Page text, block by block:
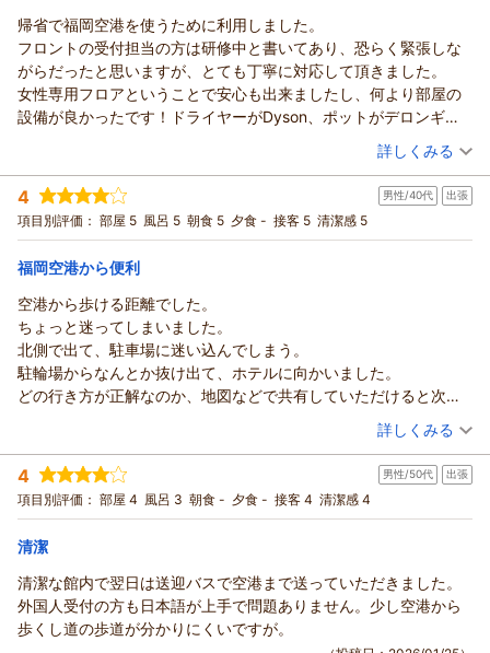
う、情報の整理と改善に努めてまいります。
スタッフについて
外国籍スタッフへの温かいお言葉もありがとうございます。日
本語での対応を日々努力しており、その姿勢を評価いただけた
ことは本人たちにとって大きな励みになります。体調面へのお
言っていただけたことは、私たちにとって何よりの喜びです。
また福岡へお越しの際は、ぜひお迎えできますと幸いです。
（返信日：2026/03/13）
や飲食店の利便性も含め、旅のしやすさを感じていただけたこ
とを嬉しく拝見しました。
「また利用したい」と思っていただけるホテルであり続けられ
るよう、これからも快適な環境づくりとサービス向上に努めて
まいります。
また福岡空港をご利用の際は、ぜひお立ち寄りくださいませ。
お嬢さまとご一緒にお迎えできる日を心よりお待ちしておりま
す。
（返信日：2026/03/13）
ホテルフロントイン福岡空港からの返信
ご宿泊いただき、また率直で丁寧なご感想をお寄せくださり誠
にありがとうございます。
空港からのアクセスやドリンクサーバー、作業スペースとして
の使い勝手などにご満足いただけたとのこと、大変嬉しく拝見
しました。一方で、いくつか気になる点もあったとのこと、真
摯に受け止めております。
スタッフの日本語対応について
当館では外国籍スタッフも多く勤務しておりますが、よりスム
ーズにご案内できるよう日本語研修を継続して強化しておりま
す。今回コミュニケーションに不安を感じさせてしまったこ
周辺の騒音について
空港近くという立地上、時間帯によっては車やバイクの音が聞
こえやすい場合がございます。いただいたご意見は今後の防音
対策の検討材料として共有いたします。
総合的に「70点」との評価について
ご満足いただけた点と、改善すべき点の両方を丁寧にお伝えい
ービス品質向上のための大切な声としてスタッフ全員で共有
し、より快適にお過ごしいただけるホテルを目指して改善に努
めてまいります。
また福岡空港をご利用の際にお越しいただければ嬉しく思いま
してお迎えいたします。
（返信日：2026/03/13）
帰省で福岡空港を使うために利用しました。
フロントの受付担当の方は研修中と書いてあり、恐らく緊張しな
がらだったと思いますが、とても丁寧に対応して頂きました。
女性専用フロアということで安心も出来ましたし、何より部屋の
設備が良かったです！ドライヤーがDyson、ポットがデロンギ、
備え付けスキンケアが雪肌精ですごいなと思いました！
ただ1つ気になったのが、お部屋の小バエ？です。お部屋の見た目
は清潔だったので、狭い所に住み着いてるのかもしれません
ね…。
福岡空港までの送迎バスもあり、隣にマック、近くにローソンと
ました！
（投稿日：2026/02/06）
宿泊時期： 2026年02月宿泊 (その他)
投稿者： SuzuAviさん
宿泊プラン： 【福岡空港ご利用の方限定】 素泊りプラン
食事なし
宿泊価格帯： 8,001～9,000円(大人一人あたり/税込)
ホテルフロントイン福岡空港からの返信
ご宿泊いただき、そしてとても丁寧で温かいクチコミをお寄せ
くださり誠にありがとうございます。
フロントスタッフの対応について、研修中のスタッフにも優し
いお言葉をいただき大変励みになります。緊張しながらも丁寧
に対応していた様子が伝わり、本人にも必ず共有させていただ
きます。
レディースフロアでのご滞在も安心してお過ごしいただけたと
のこと、さらにお部屋の設備について
Dysonドライヤー
デロンギの電気ケトル
などを気に入っていただけてとても嬉しく拝見しました。
一方で、お部屋に小さな虫がいたとのこと、ご不快な思いをさ
せてしまい申し訳ございません。清掃時の確認をより徹底し、
詳しくみる
4 男性/40代 出張
項目別評価： 部屋 5 風呂 5 朝食 5 夕食 - 接客 5 清潔感 5
福岡空港から便利
空港から歩ける距離でした。
ちょっと迷ってしまいました。
北側で出て、駐車場に迷い込んでしまう。
駐輪場からなんとか抜け出て、ホテルに向かいました。
どの行き方が正解なのか、地図などで共有していただけると次回
（投稿日：2026/01/31）
宿泊時期： 2026年01月宿泊 (出張)
投稿者： ジャンボさん
宿泊プラン： 【お部屋タイプは当ホテルにお任せ！】シェフ厳選 一押し和
洋食ビュッフェ付きプラン
シングル 朝のみ
宿泊価格帯：
ホテルフロントイン福岡空港からの返信
ご宿泊いただき、また空港からの道順についてのご意見をお寄
せくださり誠にありがとうございます。
詳しくみる
4 男性/50代 出張
項目別評価： 部屋 4 風呂 3 朝食 - 夕食 - 接客 4 清潔感 4
清潔
清潔な館内で翌日は送迎バスで空港まで送っていただきました。
外国人受付の方も日本語が上手で問題ありません。少し空港から
歩くし道の歩道が分かりにくいですが。